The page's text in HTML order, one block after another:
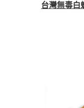
台灣無毒白